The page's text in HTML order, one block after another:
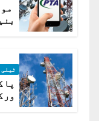
ٹیلی
ورکس